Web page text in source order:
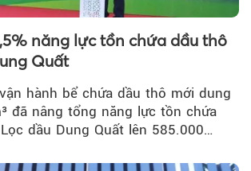
năng lực tồn chứa dầu thô
Quất
hành bể chứa dầu thô mới dung
đã nâng tổng năng lực tồn chứa
dầu Dung Quất lên 585.000